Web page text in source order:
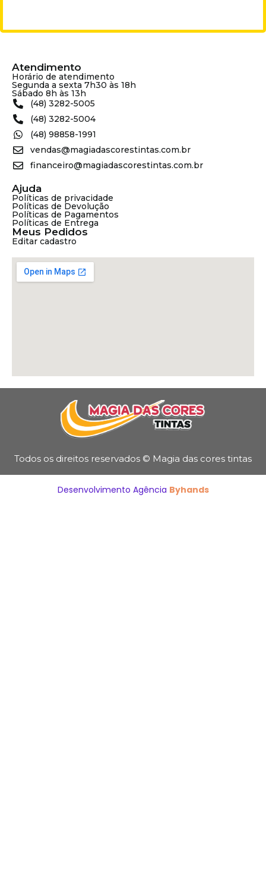
Atendimento
Horário de atendimento
Segunda a sexta 7h30 às 18h
Sábado 8h às 13h
(48) 3282-5005
(48) 3282-5004
(48) 98858-1991
vendas@magiadascorestintas.com.br
financeiro@magiadascorestintas.com.br
Ajuda
Políticas de privacidade
Políticas de Devolução
Políticas de Pagamentos
Políticas de Entrega
Meus Pedidos
Editar cadastro
Todos os direitos reservados © Magia das cores tintas
Desenvolvimento Agência Byhands